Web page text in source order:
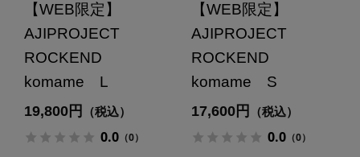
【WEB限定】
AJIPROJECT
ROCKEND
komame L
19,800円 （税込）
0.0（0）
【WEB限定】
AJIPROJECT
ROCKEND
komame S
17,600円 （税込）
0.0（0）